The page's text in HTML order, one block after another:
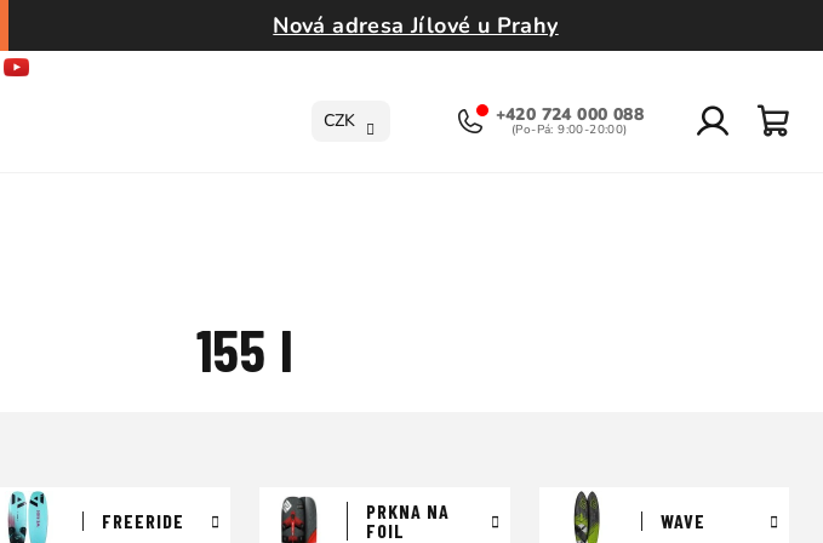
Nová adresa Jílové u Prahy
CZK +420 724 000 088
155 l
FREERIDE
PRKNA NA
FOIL
WAVE